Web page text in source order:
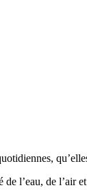
l’eau, de l’air